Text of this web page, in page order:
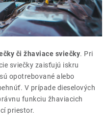
či žhaviace sviečky. Pri
sviečky zaisťujú iskru
opotrebované alebo
V prípade dieselových
funkciu žhaviacich
priestor.